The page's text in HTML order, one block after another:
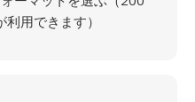
用できます）